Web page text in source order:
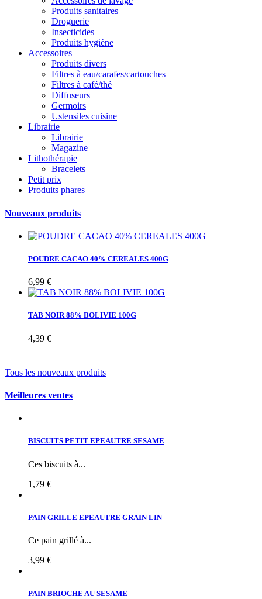
Produits sanitaires
Droguerie
Insecticides
Produits hygiène
Accessoires
Produits divers
Filtres à eau/carafes/cartouches
Filtres à café/thé
Diffuseurs
Germoirs
Ustensiles cuisine
Librairie
Librairie
Magazine
Lithothérapie
Bracelets
Petit prix
Produits phares
Nouveaux produits
POUDRE CACAO 40% CEREALES 400G
6,99 €
TAB NOIR 88% BOLIVIE 100G
4,39 €
Tous les nouveaux produits
Meilleures ventes
BISCUITS PETIT EPEAUTRE SESAME
Ces biscuits à...
1,79 €
PAIN GRILLE EPEAUTRE GRAIN LIN
Ce pain grillé à...
3,99 €
PAIN BRIOCHE AU SESAME